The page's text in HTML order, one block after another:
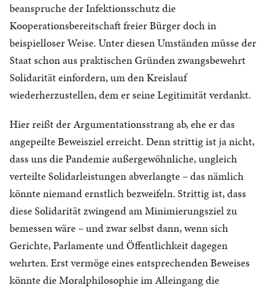
beanspruche der Infektionsschutz die
Kooperationsbereitschaft freier Bürger doch in
beispielloser Weise. Unter diesen Umständen müsse der
Staat schon aus praktischen Gründen zwangsbewehrt
Solidarität einfordern, um den Kreislauf
wiederherzustellen, dem er seine Legitimität verdankt.
Hier reißt der Argumentationsstrang ab, ehe er das
angepeilte Beweisziel erreicht. Denn strittig ist ja nicht,
dass uns die Pandemie außergewöhnliche, ungleich
verteilte Solidarleistungen abverlangte – das nämlich
könnte niemand ernstlich bezweifeln. Strittig ist, dass
diese Solidarität zwingend am Minimierungsziel zu
bemessen wäre – und zwar selbst dann, wenn sich
Gerichte, Parlamente und Öffentlichkeit dagegen
wehrten. Erst vermöge eines entsprechenden Beweises
könnte die Moralphilosophie im Alleingang die